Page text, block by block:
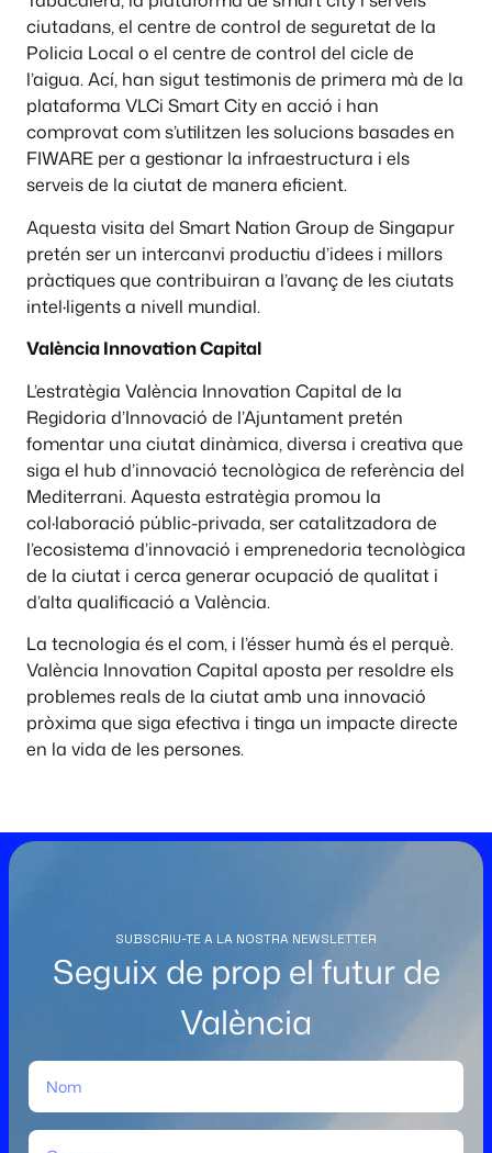
ciutadans, el centre de control de seguretat de la
Policia Local o el centre de control del cicle de
l’aigua. Ací, han sigut testimonis de primera mà de la
plataforma VLCi Smart City en acció i han
comprovat com s’utilitzen les solucions basades en
FIWARE per a gestionar la infraestructura i els
serveis de la ciutat de manera eficient.
Aquesta visita del Smart Nation Group de Singapur
pretén ser un intercanvi productiu d’idees i millors
pràctiques que contribuiran a l’avanç de les ciutats
intel·ligents a nivell mundial.
València Innovation Capital
L’estratègia València Innovation Capital de la
Regidoria d’Innovació de l’Ajuntament pretén
fomentar una ciutat dinàmica, diversa i creativa que
siga el hub d’innovació tecnològica de referència del
Mediterrani. Aquesta estratègia promou la
col·laboració públic-privada, ser catalitzadora de
l’ecosistema d’innovació i emprenedoria tecnològica
de la ciutat i cerca generar ocupació de qualitat i
d’alta qualificació a València.
La tecnologia és el com, i l’ésser humà és el perquè.
València Innovation Capital aposta per resoldre els
problemes reals de la ciutat amb una innovació
pròxima que siga efectiva i tinga un impacte directe
en la vida de les persones.
SUBSCRIU-TE A LA NOSTRA NEWSLETTER
Seguix de prop el futur de
València